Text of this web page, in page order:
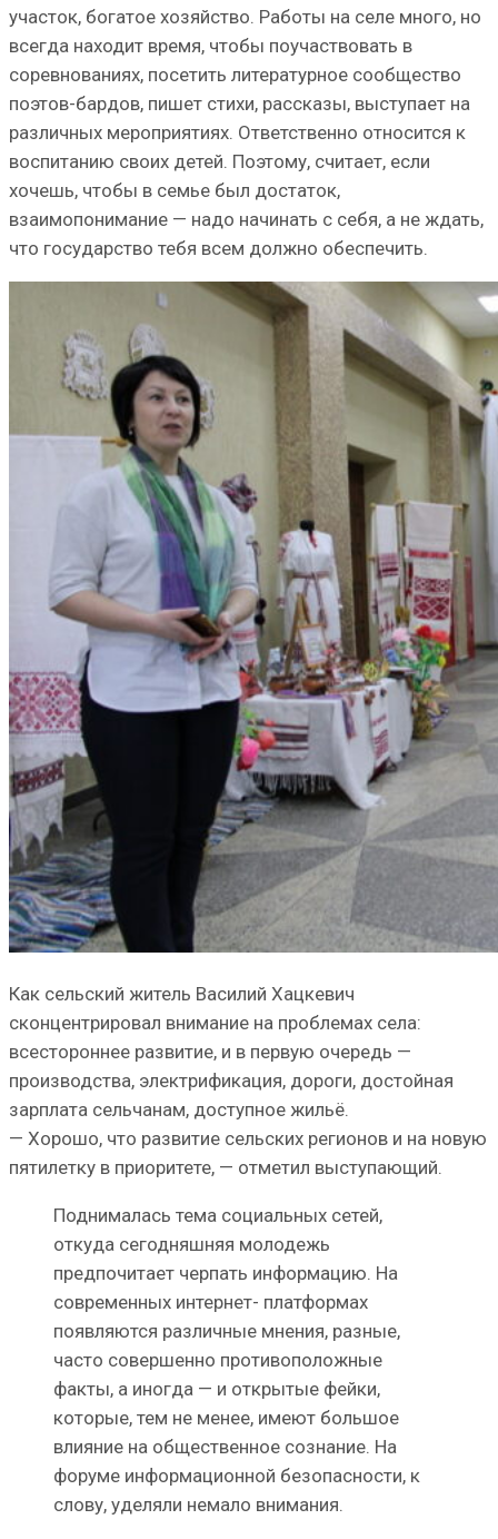
участок, богатое хозяйство. Работы на селе много, но
всегда находит время, чтобы поучаствовать в
соревнованиях, посетить литературное сообщество
поэтов-бардов, пишет стихи, рассказы, выступает на
различных мероприятиях. Ответственно относится к
воспитанию своих детей. Поэтому, считает, если
хочешь, чтобы в семье был достаток,
взаимопонимание — надо начинать с себя, а не ждать,
что государство тебя всем должно обеспечить.
Как сельский житель Василий Хацкевич
сконцентрировал внимание на проблемах села:
всестороннее развитие, и в первую очередь —
производства, электрификация, дороги, достойная
зарплата сельчанам, доступное жильё.
— Хорошо, что развитие сельских регионов и на новую
пятилетку в приоритете, — отметил выступающий.
Поднималась тема социальных сетей,
откуда сегодняшняя молодежь
предпочитает черпать информацию. На
современных интернет- платформах
появляются различные мнения, разные,
часто совершенно противоположные
факты, а иногда — и открытые фейки,
которые, тем не менее, имеют большое
влияние на общественное сознание. На
форуме информационной безопасности, к
слову, уделяли немало внимания.